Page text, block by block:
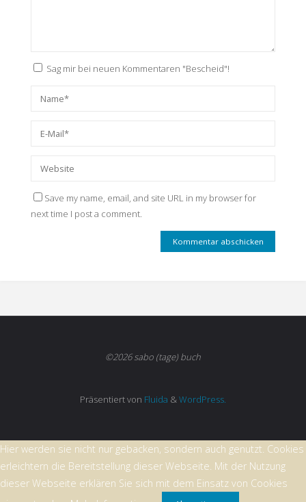
Sag mir bei neuen Kommentaren "Bescheid"!
Save my name, email, and site URL in my browser for
next time I post a comment.
©2026 sabo (tage) buch
Präsentiert von Fluida &WordPress.
Hier werden sie nicht nur gebacken, sondern auch genutzt. Cookies
erleichtern die Bereitstellung dieser Webseite. Mit der Nutzung
dieser Webseite erklären Sie sich mit dem Einsatz von Cookies